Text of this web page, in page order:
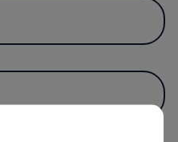
des-cancers-de-l-